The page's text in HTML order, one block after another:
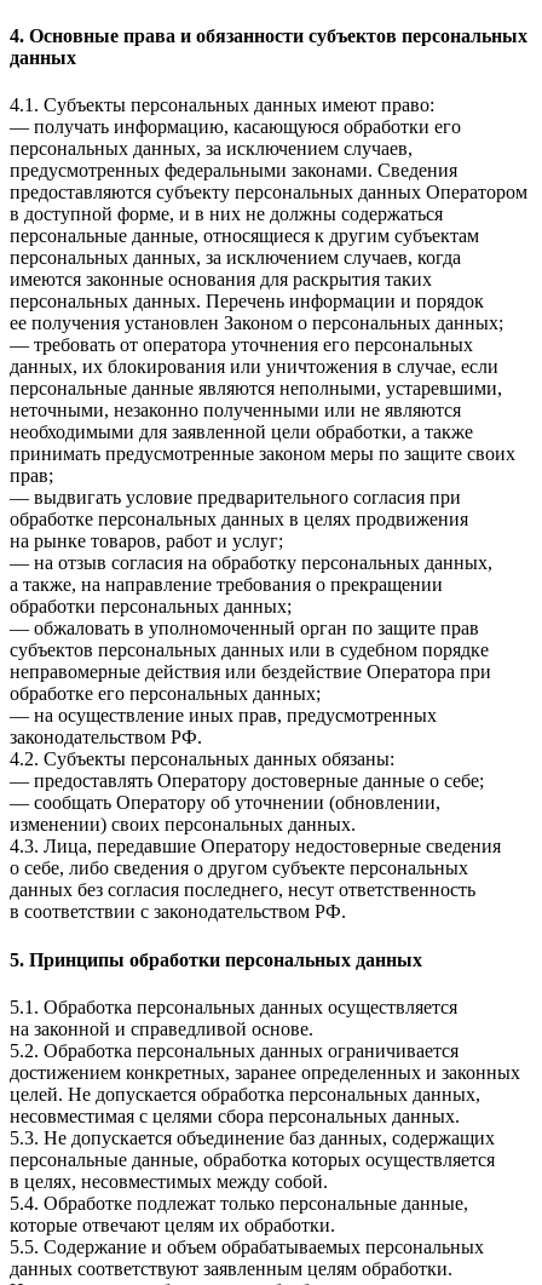
4. Основные права и обязанности субъектов персональных
данных
4.1. Субъекты персональных данных имеют право:
— получать информацию, касающуюся обработки его
персональных данных, за исключением случаев,
предусмотренных федеральными законами. Сведения
предоставляются субъекту персональных данных Оператором
в доступной форме, и в них не должны содержаться
персональные данные, относящиеся к другим субъектам
персональных данных, за исключением случаев, когда
имеются законные основания для раскрытия таких
персональных данных. Перечень информации и порядок
ее получения установлен Законом о персональных данных;
— требовать от оператора уточнения его персональных
данных, их блокирования или уничтожения в случае, если
персональные данные являются неполными, устаревшими,
неточными, незаконно полученными или не являются
необходимыми для заявленной цели обработки, а также
принимать предусмотренные законом меры по защите своих
прав;
— выдвигать условие предварительного согласия при
обработке персональных данных в целях продвижения
на рынке товаров, работ и услуг;
— на отзыв согласия на обработку персональных данных,
а также, на направление требования о прекращении
обработки персональных данных;
— обжаловать в уполномоченный орган по защите прав
субъектов персональных данных или в судебном порядке
неправомерные действия или бездействие Оператора при
обработке его персональных данных;
— на осуществление иных прав, предусмотренных
законодательством РФ.
4.2. Субъекты персональных данных обязаны:
— предоставлять Оператору достоверные данные о себе;
— сообщать Оператору об уточнении (обновлении,
изменении) своих персональных данных.
4.3. Лица, передавшие Оператору недостоверные сведения
о себе, либо сведения о другом субъекте персональных
данных без согласия последнего, несут ответственность
в соответствии с законодательством РФ.
5. Принципы обработки персональных данных
5.1. Обработка персональных данных осуществляется
на законной и справедливой основе.
5.2. Обработка персональных данных ограничивается
достижением конкретных, заранее определенных и законных
целей. Не допускается обработка персональных данных,
несовместимая с целями сбора персональных данных.
5.3. Не допускается объединение баз данных, содержащих
персональные данные, обработка которых осуществляется
в целях, несовместимых между собой.
5.4. Обработке подлежат только персональные данные,
которые отвечают целям их обработки.
5.5. Содержание и объем обрабатываемых персональных
данных соответствуют заявленным целям обработки.